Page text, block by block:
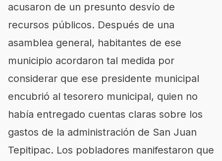
acusaron de un presunto desvío de
recursos públicos. Después de una
asamblea general, habitantes de ese
municipio acordaron tal medida por
considerar que ese presidente municipal
encubrió al tesorero municipal, quien no
había entregado cuentas claras sobre los
gastos de la administración de San Juan
Tepitipac. Los pobladores manifestaron que